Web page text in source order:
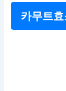
카무트효